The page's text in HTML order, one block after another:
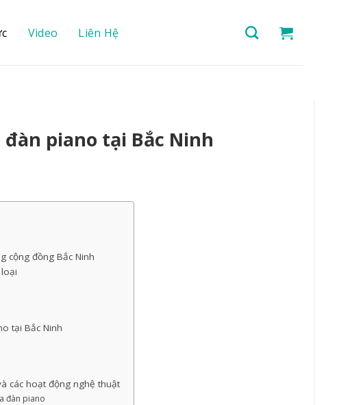
Video Liên Hệ
piano tại Bắc Ninh
cộng đồng Bắc Ninh
tại Bắc Ninh
các hoạt động nghệ thuật
đàn piano